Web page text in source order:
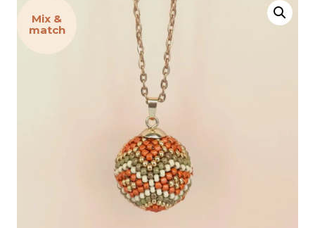
Mix &
match